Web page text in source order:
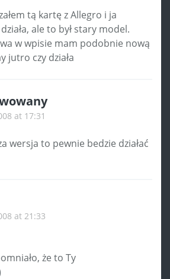
tą kartę z Allegro i ja
ale to był stary model.
w wpisie mam podobnie nową
jutro czy działa
at 17:31
wersja to pewnie bedzie działać
at 21:33
że to Ty